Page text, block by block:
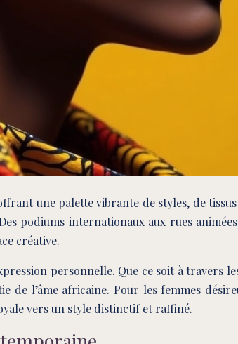
une palette vibrante de styles, de tissus
podiums internationaux aux rues
créative.
personnelle. Que ce soit à travers
l’âme africaine. Pour les femmes
vers un style distinctif et raffiné.